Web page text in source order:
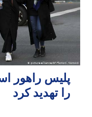
پلیس راهور
را تهدید کرد